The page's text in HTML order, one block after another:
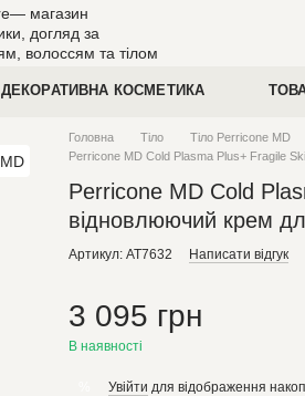
ДЕКОРАТИВНА КОСМЕТИКА
Головна Тіло
Тіло Perricone MD
Perricone MD Cold Plasma Plus+ Fragile
Perricone MD Cold
відновлюючий крем
Артикул: AT7632 Написати відгук
3 095 грн
В наявності
Увійти для відображення